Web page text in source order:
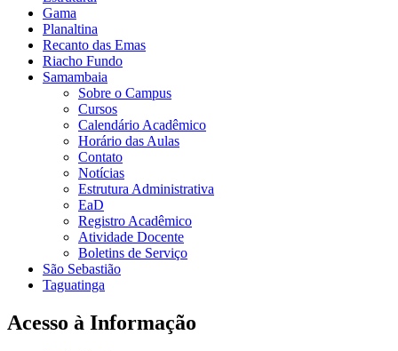
Gama
Planaltina
Recanto das Emas
Riacho Fundo
Samambaia
Sobre o Campus
Cursos
Calendário Acadêmico
Horário das Aulas
Contato
Notícias
Estrutura Administrativa
EaD
Registro Acadêmico
Atividade Docente
Boletins de Serviço
São Sebastião
Taguatinga
Acesso à Informação